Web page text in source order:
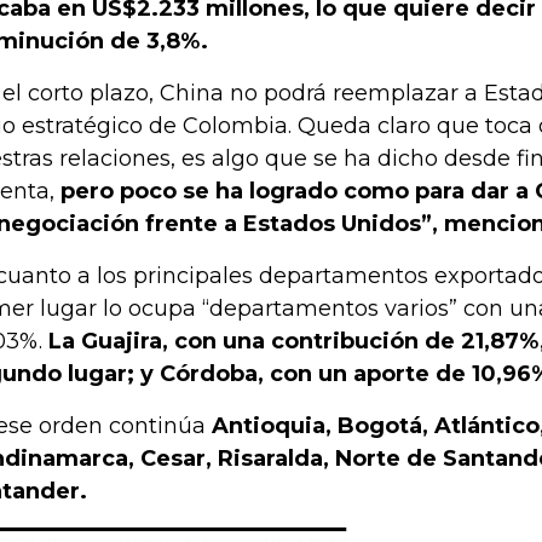
en US$2.233 millones, lo que quiere
de 3,8%.
el corto plazo, China no podrá reemplazar a
estratégico de Colombia. Queda claro que toca
relaciones, es algo que se ha dicho desde
pero poco se ha logrado como para dar a
frente a Estados Unidos”,
a los principales departamentos
lugar lo ocupa “departamentos varios” con
La Guajira, con una contribución de
lugar; y Córdoba, con un aporte de
orden continúa Antioquia, Bogotá,
Cesar, Risaralda, Norte de